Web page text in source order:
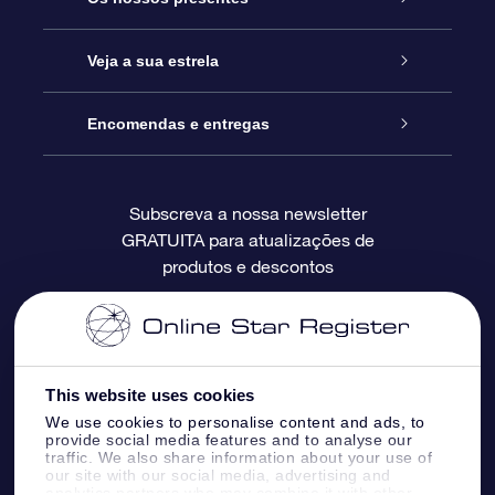
This website uses cookies
We use cookies to personalise content and ads, to
provide social media features and to analyse our
traffic. We also share information about your use of
our site with our social media, advertising and
Contactos
O Blog
Avaliações
Prenda Star Online
Pacote Prenda OSR
O Cartão Presente OSR
Presentes corporativos
Veja a sua estrela
Registo de Estrela
Página de Estrela personalizada
Um Milhão de Estrelas
OSR screensaver de estrela
App RV fly me to the stars
Encomendas e entregas
Informação de pagamento
Informação de envio
Política de Devolução
Constelações
Subscreva a nossa newsletter
GRATUITA para atualizações de
produtos e descontos